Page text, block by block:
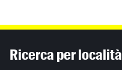
Ricerca per località